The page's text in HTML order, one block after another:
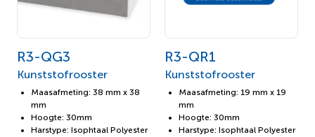
R3-QG3
Kunststofrooster
Maasafmeting: 38 mm x 38
mm
Hoogte: 30mm
Harstype: Isophtaal Polyester
R3-QR1
Kunststofrooster
Maasafmeting: 19 mm x 19
mm
Hoogte: 30mm
Harstype: Isophtaal Polyester